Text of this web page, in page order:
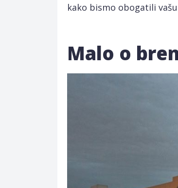
kako bismo obogatili
Malo o